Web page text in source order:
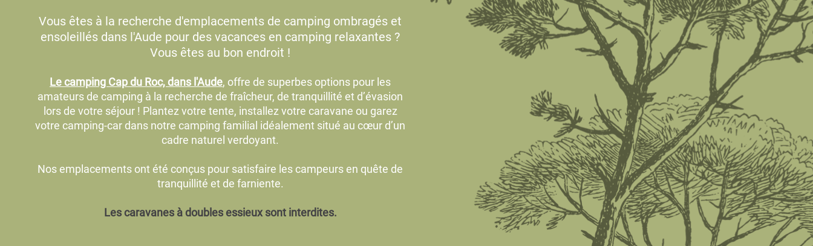
Vous êtes à la recherche d'emplacements de camping ombragés et
ensoleillés dans l'Aude pour des vacances en camping relaxantes ?
Vous êtes au bon endroit !
Le camping Cap du Roc, dans l'Aude, offre de superbes options pour les
amateurs de camping à la recherche de fraîcheur, de tranquillité et d’évasion
lors de votre séjour ! Plantez votre tente, installez votre caravane ou garez
votre camping-car dans notre camping familial idéalement situé au cœur d’un
cadre naturel verdoyant.
Nos emplacements ont été conçus pour satisfaire les campeurs en quête de
tranquillité et de farniente.
Les caravanes à doubles essieux sont interdites.